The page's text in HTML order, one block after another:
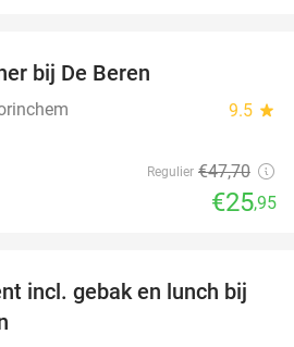
bij De Beren
9.5 star
Regulier €47,70
€25,95
53%
incl. gebak en lunch bij